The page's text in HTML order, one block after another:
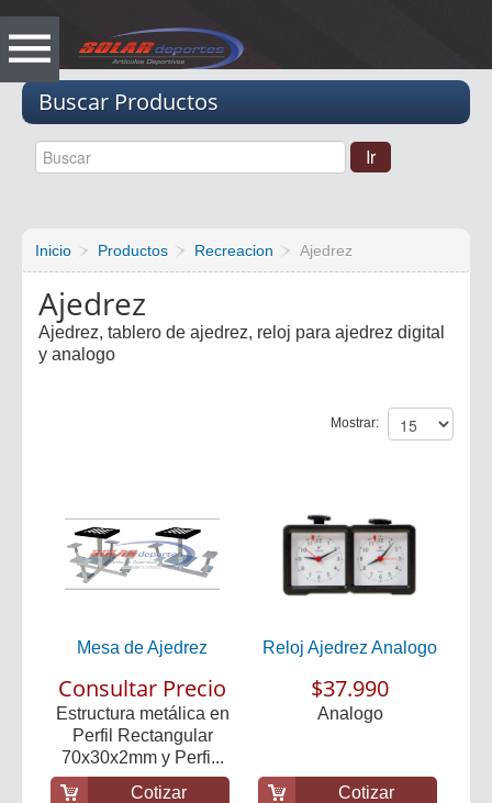
Buscar Productos
Inicio Productos Recreacion Ajedrez
Ajedrez
Ajedrez, tablero de ajedrez, reloj para ajedrez digital
y analogo
Mostrar:
Mesa de Ajedrez
Consultar Precio
Estructura metálica en
Perfil Rectangular
70x30x2mm y Perfi...
Cotizar
Reloj Ajedrez Analogo
$37.990
Analogo
Cotizar